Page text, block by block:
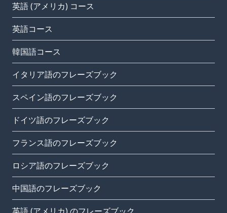
英語 (アメリカ) コース
英語コース
韓国語コース
イタリア語のフレーズブック
スペイン語のフレーズブック
ドイツ語のフレーズブック
フランス語のフレーズブック
ロシア語のフレーズブック
中国語のフレーズブック